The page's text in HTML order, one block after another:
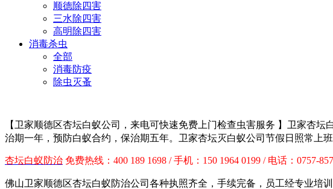
顺德除四害
三水除四害
高明除四害
消毒杀虫
全部
消毒防疫
除虫灭蚤
【卫家顺德区杏坛白蚁公司，来电可快速免费上门检查虫害服务 】卫家杏
治期一年，预防白蚁合约，保治期五年。卫家杏坛灭白蚁公司节假日照常上
杏坛白蚁防治 免费热线：400 189 1698 / 手机：150 1964 0199 / 电话：0757-
佛山卫家顺德区杏坛白蚁防治公司各种执照齐全，手续完备，员工经专业培